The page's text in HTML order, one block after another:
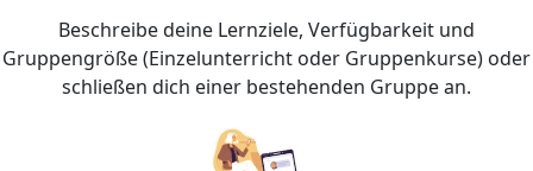
Beschreibe deine Lernziele, Verfügbarkeit und
Gruppengröße (Einzelunterricht oder Gruppenkurse) oder
schließen dich einer bestehenden Gruppe an.